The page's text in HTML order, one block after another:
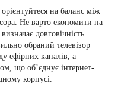
на баланс між
Не варто економити на
довговічність
обраний телевізор
ефірних каналів, а
що об’єднує інтернет-
корпусі.